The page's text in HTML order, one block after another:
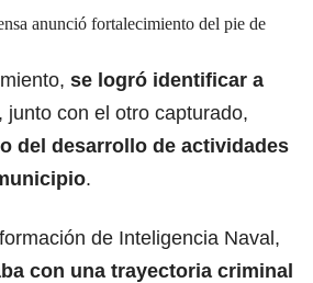
anunció fortalecimiento del pie de
se logró identificar a
junto con el otro capturado,
del desarrollo de actividades
.
de Inteligencia Naval,
con una trayectoria criminal